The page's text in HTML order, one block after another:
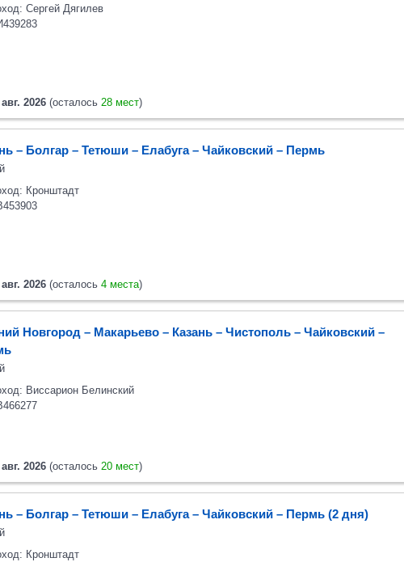
Сергей Дягилев
2026 (осталось 28 мест)
– Болгар – Тетюши – Елабуга – Чайковский – Пермь
Кронштадт
2026 (осталось 4 места)
Новгород – Макарьево – Казань – Чистополь – Чайковский–
Виссарион Белинский
2026 (осталось 20 мест)
– Болгар – Тетюши – Елабуга – Чайковский – Пермь (2 дня)
Кронштадт